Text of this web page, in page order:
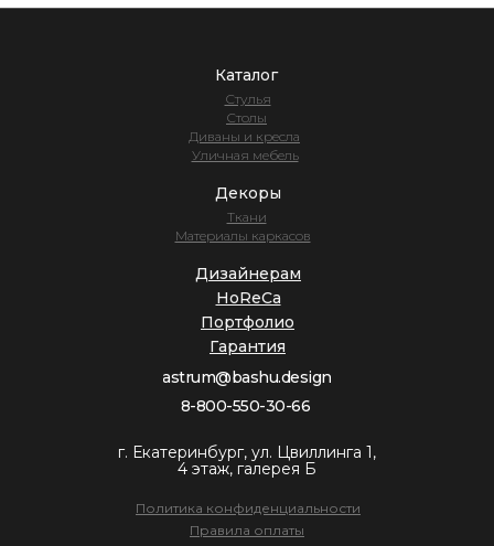
г. Екатеринбург, ул. Цвиллинга 1,
4 этаж, галерея Б
astrum@bashu.design
Портфолио
Гарантия
HoReCa
Дизайнерам
Декоры
Материалы каркасов
Ткани
Стулья
Столы
Уличная мебель
Диваны и кресла
Каталог
8-800-550-30-66
Политика конфиденциальности
Правила оплаты